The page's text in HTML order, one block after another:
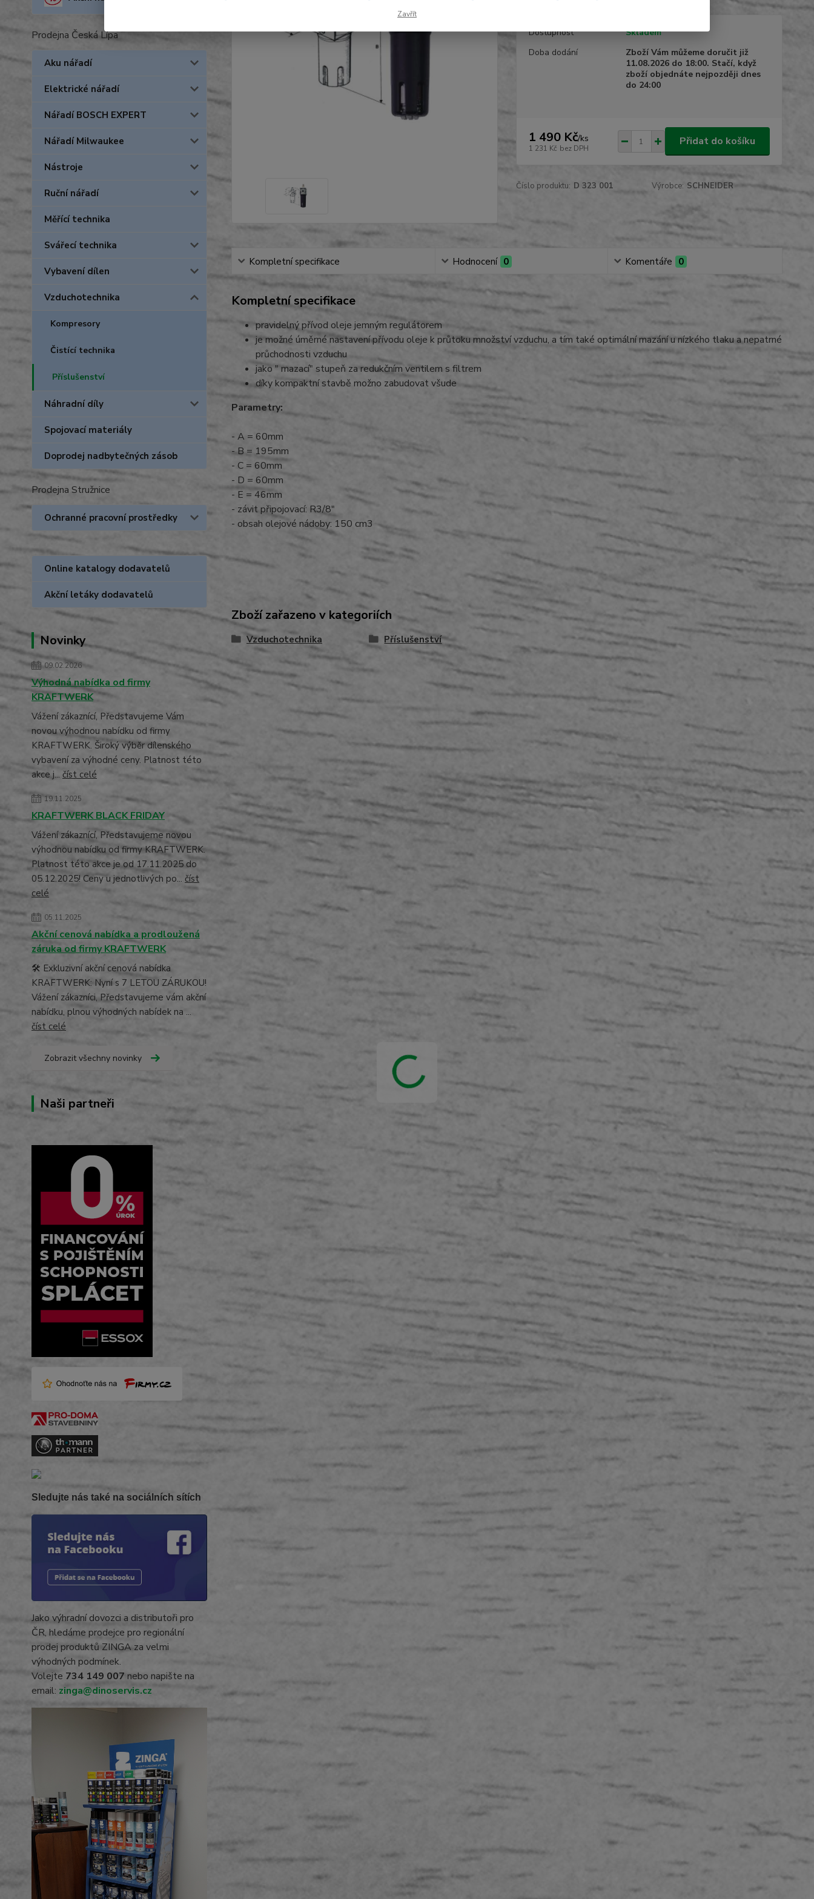
Prodejna Česká Lípa
Aku nářadí
Elektrické nářadí
Nářadí BOSCH EXPERT
Nářadí Milwaukee
Nástroje
Ruční nářadí
Měřící technika
Svářecí technika
Vybavení dílen
Vzduchotechnika
Kompresory
Čistící technika
Příslušenství
Náhradní díly
Spojovací materiály
Doprodej nadbytečných zásob
Prodejna Stružnice
Ochranné pracovní prostředky
Online katalogy dodavatelů
Akční letáky dodavatelů
Novinky
09.02.2026
Výhodná nabídka od firmy
KRAFTWERK
Vážení zákaznící, Představujeme Vám
novou výhodnou nabídku od firmy
KRAFTWERK. Široký výběr dílenského
vybavení za výhodné ceny. Platnost této
akce j... číst celé
19.11.2025
KRAFTWERK BLACK FRIDAY
Vážení zákaznící, Představujeme novou
výhodnou nabídku od firmy KRAFTWERK.
Platnost této akce je od 17.11.2025 do
05.12.2025! Ceny u jednotlivých po... číst
celé
05.11.2025
Akční cenová nabídka a prodloužená
záruka od firmy KRAFTWERK
🛠️ Exkluzivní akční cenová nabídka
KRAFTWERK: Nyní s 7 LETOU ZÁRUKOU!
Vážení zákazníci, Představujeme vám akční
nabídku, plnou výhodných nabídek na ...
číst celé
Zobrazit všechny novinky
Naši partneři
Sledujte nás také na sociálních sítích
Jako výhradní dovozci a distributoři pro
ČR, hledáme prodejce pro regionální
prodej produktů ZINGA za velmi
výhodných podmínek.
Volejte 734 149 007 nebo napište na
email: zinga@dinoservis.cz
Dostupnost
Skladem
Doba dodání
Zboží Vám můžeme doručit již
11.08.2026 do 18:00. Stačí, když
zboží objednáte nejpozději dnes
do 24:00
1 490 Kč/ks
1 231 Kč bez DPH
Přidat do košíku
Číslo produktu: D 323 001 Výrobce: SCHNEIDER
Kompletní specifikace Hodnocení 0 Komentáře 0
Kompletní specifikace
pravidelný přívod oleje jemným regulátorem
je možné úměrné nastavení přívodu oleje k průtoku množství vzduchu, a tím také optimální mazání u nízkého tlaku a nepatrné
průchodnosti vzduchu
jako " mazací" stupeň za redukčním ventilem s filtrem
díky kompaktní stavbě možno zabudovat všude
Parametry:
- A = 60mm
- B = 195mm
- C = 60mm
- D = 60mm
- E = 46mm
- závit připojovací: R3/8"
- obsah olejové nádoby: 150 cm3
Zboží zařazeno v kategoriích
Vzduchotechnika Příslušenství
Zavřít